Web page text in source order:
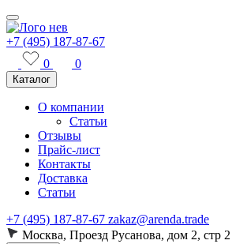
+7 (495) 187-87-67
0
0
Каталог
О компании
Статьи
Отзывы
Прайс-лист
Контакты
Доставка
Статьи
+7 (495) 187-87-67 zakaz@arenda.trade
Москва, Проезд Русанова, дом 2, стр 2